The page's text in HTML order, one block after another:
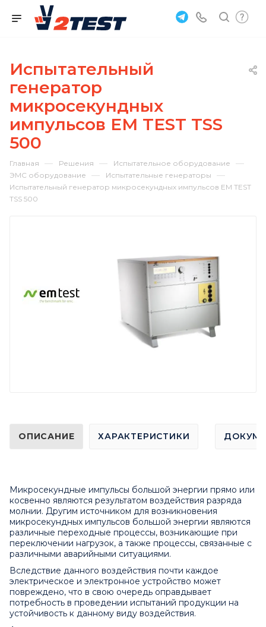
Испытательный
генератор
микросекундных
импульсов EM TEST TSS
500
Главная — Решения — Испытательное оборудование —
ЭМС оборудование — Испытательные генераторы —
Испытательный генератор микросекундных импульсов EM TEST
TSS 500
ОПИСАНИЕ ХАРАКТЕРИСТИКИ
Микросекундные импульсы большой энергии прямо или
косвенно являются результатом воздействия разряда
молнии. Другим источником для возникновения
микросекундных импульсов большой энергии являются
различные переходные процессы, возникающие при
переключении нагрузок, а также процессы, связанные с
различными аварийными ситуациями.
Вследствие данного воздействия почти каждое
электрическое и электронное устройство может
повреждено, что в свою очередь оправдывает
потребность в проведении испытаний продукции на
устойчивость к данному виду воздействия.